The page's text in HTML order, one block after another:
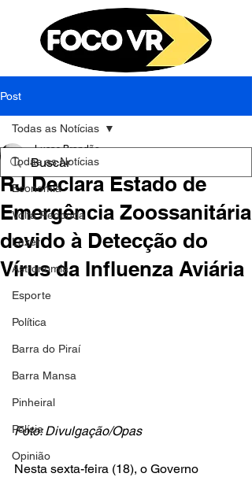
Post
Todas as Notícias
Economia
Volta Redonda
Lazer
Astronomia
Esporte
Política
Barra do Piraí
Barra Mansa
Pinheiral
Polícia
Opinião
Todas as Notícias
RJ Declara Estado de
Emergência Zoossanitária
devido à Detecção do
Vírus da Influenza Aviária
Lucas Brandão
18 de ago. de 2023
Foto: Divulgação/Opas
Nesta sexta-feira (18), o Governo